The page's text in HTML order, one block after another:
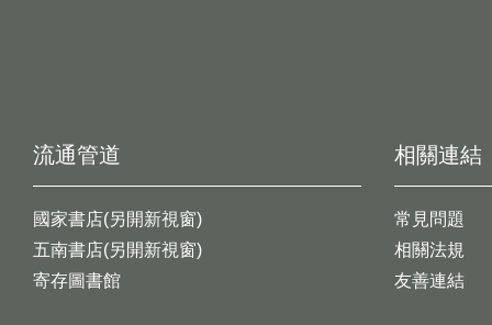
流通管道
國家書店(另開新視窗)
五南書店(另開新視窗)
寄存圖書館
相關連結
常見問題
相關法規
友善連結